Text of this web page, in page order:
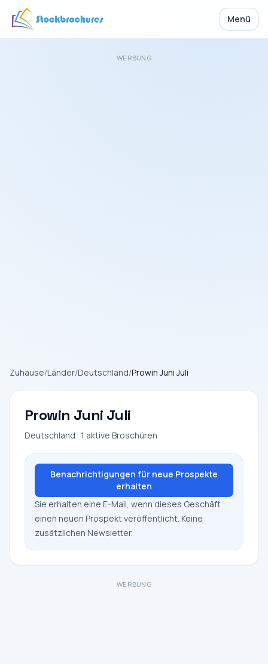
Menü
WERBUNG
Zuhause/Länder/Deutschland/Prowin Juni Juli
Prowin Juni Juli
Deutschland · 1 aktive Broschüren
Benachrichtigungen für neue Prospekte
erhalten
Sie erhalten eine E-Mail, wenn dieses Geschäft
einen neuen Prospekt veröffentlicht. Keine
zusätzlichen Newsletter.
WERBUNG